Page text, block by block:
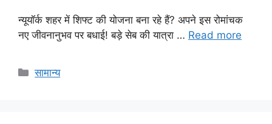
न्यूयॉर्क शहर में शिफ्ट की योजना बना रहे हैं? अपने इस रोमांचक
नए जीवनानुभव पर बधाई! बड़े सेब की यात्रा … Read more
Categories
सामान्य